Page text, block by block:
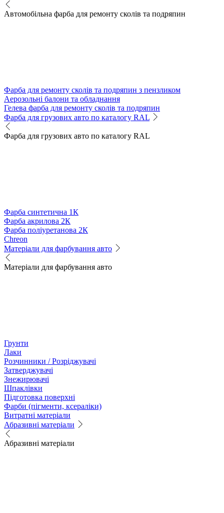
Автомобільна фарба для ремонту сколів та подряпин
Фарба для ремонту сколів та подряпин з пензликом
Аерозольні балони та обладнання
Гелева фарба для ремонту сколів та подряпин
Фарба для грузових авто по каталогу RAL
Фарба для грузових авто по каталогу RAL
Фарба синтетична 1К
Фарба акрилова 2К
Фарба поліуретанова 2К
Chreon
Матеріали для фарбування авто
Матеріали для фарбування авто
Грунти
Лаки
Розчинники / Розріджувачі
Затверджувачі
Знежирювачі
Шпаклівки
Підготовка поверхні
Фарби (пігменти, ксераліки)
Витратні матеріали
Абразивні матеріали
Абразивні матеріали